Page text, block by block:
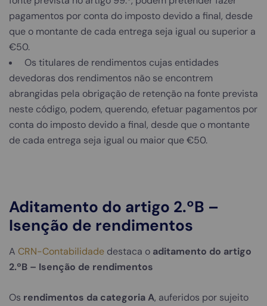
pagamentos por conta do imposto devido a final, desde
que o montante de cada entrega seja igual ou superior a
€50.
Os titulares de rendimentos cujas entidades
devedoras dos rendimentos não se encontrem
abrangidas pela obrigação de retenção na fonte prevista
neste código, podem, querendo, efetuar pagamentos por
conta do imposto devido a final, desde que o montante
de cada entrega seja igual ou maior que €50.
Aditamento do artigo 2.ºB –
Isenção de rendimentos
A CRN-Contabilidade destaca o aditamento do artigo
2.ºB – Isenção de rendimentos
Os rendimentos da categoria A, auferidos por sujeito